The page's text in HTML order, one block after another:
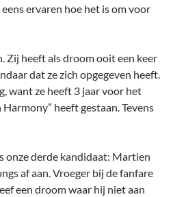
ervaren hoe het is om voor
Zij heeft als droom ooit een keer
dat ze zich opgegeven heeft.
want ze heeft 3 jaar voor het
heeft gestaan. Tevens
onze derde kandidaat: Martien
af aan. Vroeger bij de fanfare
een droom waar hij niet aan